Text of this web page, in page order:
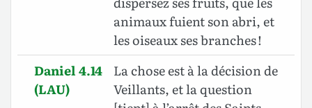
animaux fuient son abri, et
les oiseaux ses branches !
Daniel 4.14
(LAU)
La chose est à la décision de
Veillants, et la question